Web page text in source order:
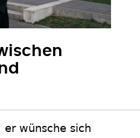
er wünsche sich